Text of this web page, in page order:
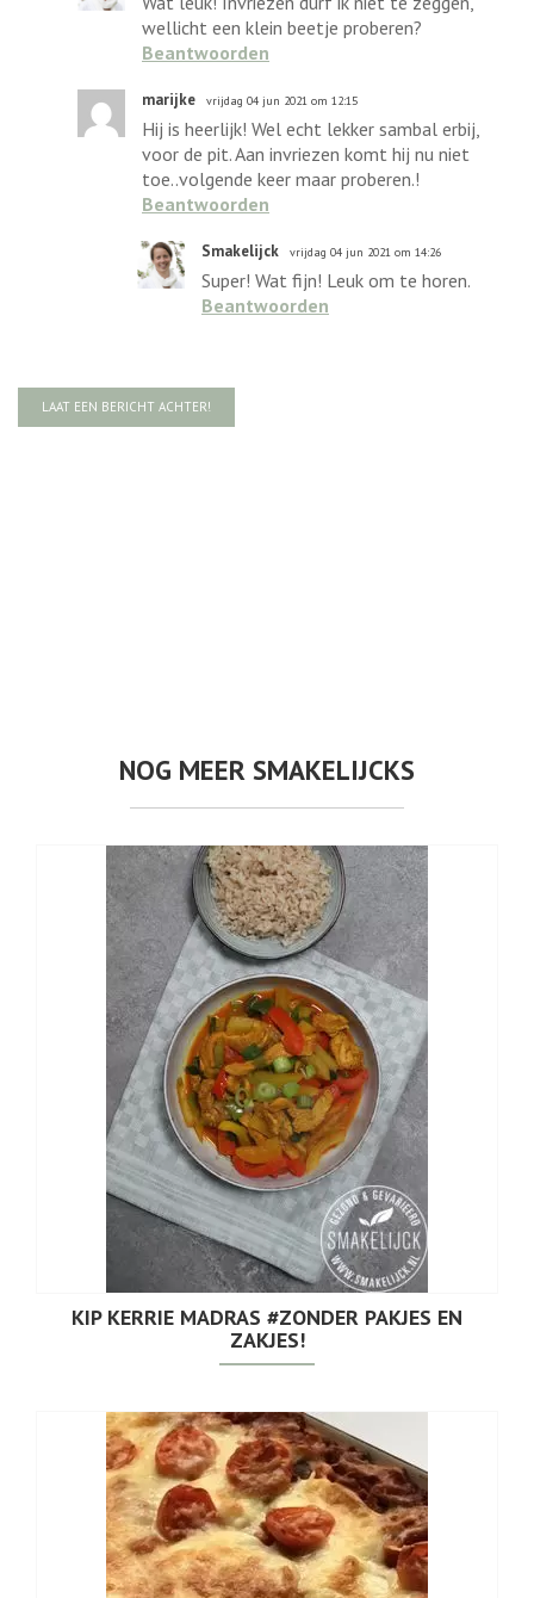
wellicht een klein beetje proberen?
Beantwoorden
marijke vrijdag 04 jun 2021 om 12:15
Hij is heerlijk! Wel echt lekker sambal erbij,
voor de pit. Aan invriezen komt hij nu niet
toe..volgende keer maar proberen.!
Beantwoorden
Smakelijck vrijdag 04 jun 2021 om 14:26
Super! Wat fijn! Leuk om te horen.
Beantwoorden
LAAT EEN BERICHT ACHTER!
NOG MEER SMAKELIJCKS
KIP KERRIE MADRAS #ZONDER PAKJES EN
ZAKJES!